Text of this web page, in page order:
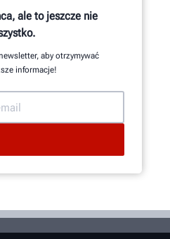
ale to jeszcze nie
aby otrzymywać
informacje!